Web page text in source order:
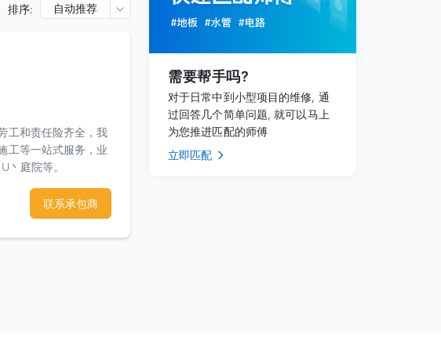
排序: 自动推荐
工和责任险齐全，我
工等一站式服务，业
丶庭院等。
，唯有凭爱心才能
工减料丶低价竞标中
丶我们永远相信，专
于施工人员和工地安
，诚信是单行道，
联系承包商
需要帮手吗?
对于日常中到小型项目的维修, 通
过回答几个简单问题, 就可以马上
为您推进匹配的师傅
立即匹配